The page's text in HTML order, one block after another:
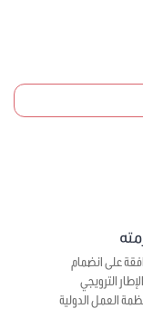
على انضمام
الاتفاقية رقم 187 بشأن الإطار الترويجي
العمل الدولية